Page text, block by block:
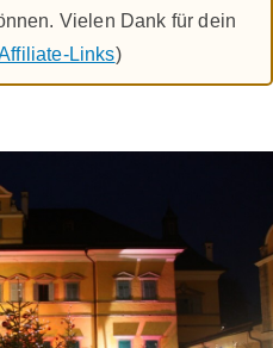
Vielen Dank für dein
Links)